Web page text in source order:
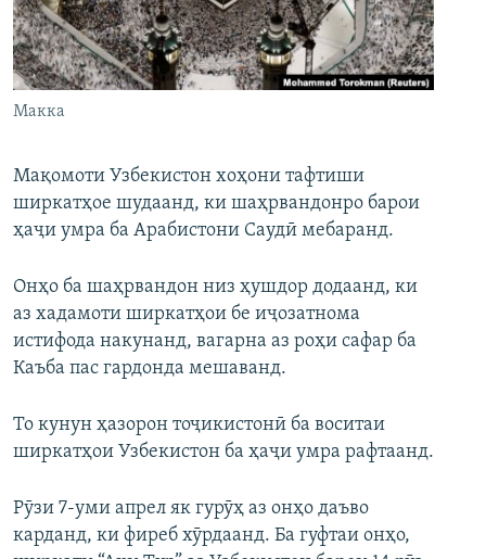
ГУЗОРИШҲОИ РАДИОӢ
Русский
Ҳамаи сомонаҳои RFE/RL
Макка
Мақомоти Узбекистон хоҳони тафтиши
ширкатҳое шудаанд, ки шаҳрвандонро барои
ҳаҷи умра ба Арабистони Саудӣ мебаранд.
Онҳо ба шаҳрвандон низ ҳушдор додаанд, ки
аз хадамоти ширкатҳои бе иҷозатнома
истифода накунанд, вагарна аз роҳи сафар ба
Каъба пас гардонда мешаванд.
То кунун ҳазорон тоҷикистонӣ ба воситаи
ширкатҳои Узбекистон ба ҳаҷи умра рафтаанд.
Рӯзи 7-уми апрел як гурӯҳ аз онҳо даъво
карданд, ки фиреб хӯрдаанд. Ба гуфтаи онҳо,